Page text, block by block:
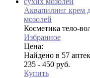
Аквапилинг крем
мозолей
Косметика тело-
Избранное
Цена:
Найдено в 57
235 - 450 руб.
Купить